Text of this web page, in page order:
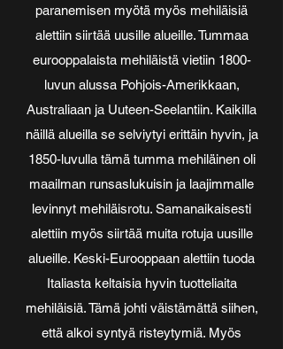
paranemisen myötä myös mehiläisiä
alettiin siirtää uusille alueille. Tummaa
eurooppalaista mehiläistä vietiin 1800-
luvun alussa Pohjois-Amerikkaan,
Australiaan ja Uuteen-Seelantiin. Kaikilla
näillä alueilla se selviytyi erittäin hyvin, ja
1850-luvulla tämä tumma mehiläinen oli
maailman runsaslukuisin ja laajimmalle
levinnyt mehiläisrotu. Samanaikaisesti
alettiin myös siirtää muita rotuja uusille
alueille. Keski-Eurooppaan alettiin tuoda
Italiasta keltaisia hyvin tuotteliaita
mehiläisiä. Tämä johti väistämättä siihen,
että alkoi syntyä risteytymiä. Myös